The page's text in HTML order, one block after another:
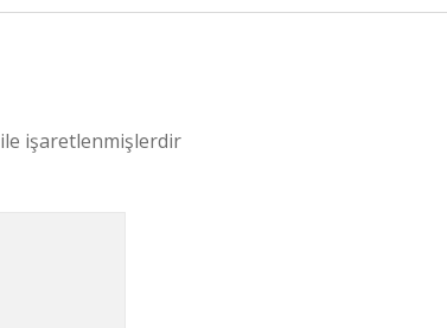
ile işaretlenmişlerdir